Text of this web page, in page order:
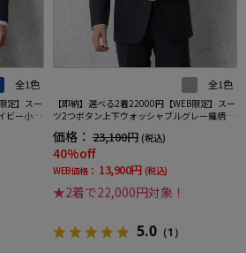
全1色
定】スー
ビー小柄
全1色
【即納】選べる2着22000円【WEB限定】スー
ツ2つボタン上下ウォッシャブルグレー織柄無
価格： 23,100円 (税込)
40%off
WEB価格： 13,900円 (税込)
★2着で22,000円対象！
5.0 （1）